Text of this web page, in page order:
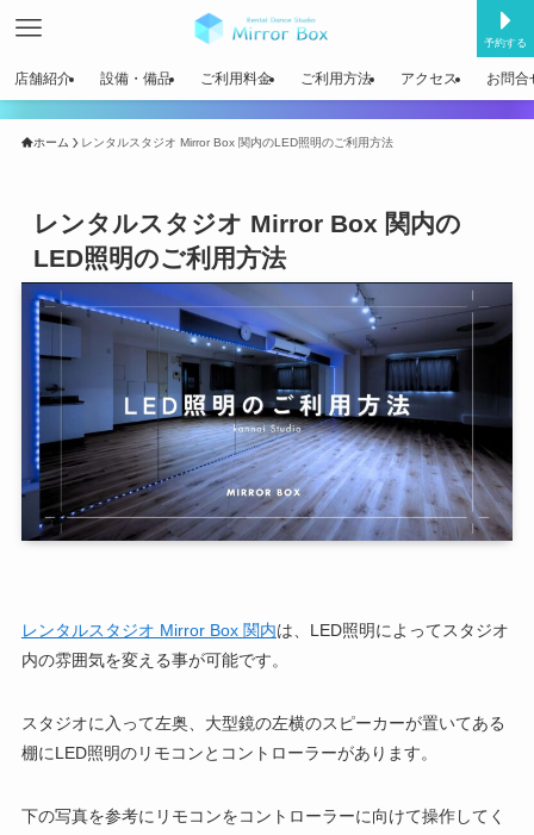
予約する
店舗紹介 設備・備品 ご利用料金 ご利用方法 アクセス お問合
ホーム レンタルスタジオ Mirror Box 関内のLED照明のご利用方法
レンタルスタジオ Mirror Box 関内の
LED照明のご利用方法
レンタルスタジオ Mirror Box 関内は、LED照明によってスタジオ
内の雰囲気を変える事が可能です。
スタジオに入って左奥、大型鏡の左横のスピーカーが置いてある
棚にLED照明のリモコンとコントローラーがあります。
下の写真を参考にリモコンをコントローラーに向けて操作してく